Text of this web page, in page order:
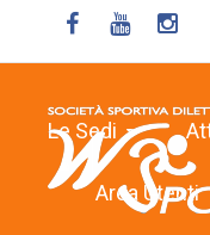
Le Sedi
Area Utenti